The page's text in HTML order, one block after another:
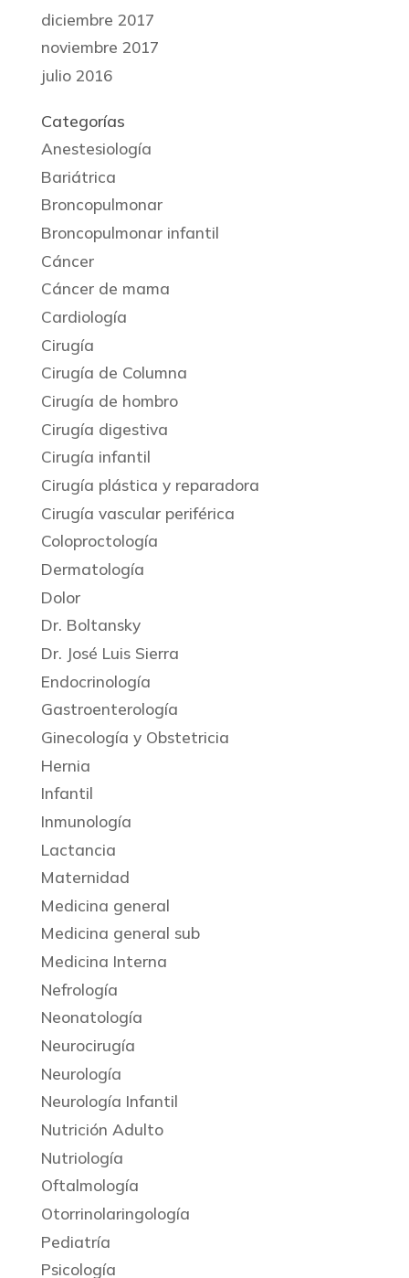
diciembre 2017
noviembre 2017
julio 2016
Categorías
Anestesiología
Bariátrica
Broncopulmonar
Broncopulmonar infantil
Cáncer
Cáncer de mama
Cardiología
Cirugía
Cirugía de Columna
Cirugía de hombro
Cirugía digestiva
Cirugía infantil
Cirugía plástica y reparadora
Cirugía vascular periférica
Coloproctología
Dermatología
Dolor
Dr. Boltansky
Dr. José Luis Sierra
Endocrinología
Gastroenterología
Ginecología y Obstetricia
Hernia
Infantil
Inmunología
Lactancia
Maternidad
Medicina general
Medicina general sub
Medicina Interna
Nefrología
Neonatología
Neurocirugía
Neurología
Neurología Infantil
Nutrición Adulto
Nutriología
Oftalmología
Otorrinolaringología
Pediatría
Psicología